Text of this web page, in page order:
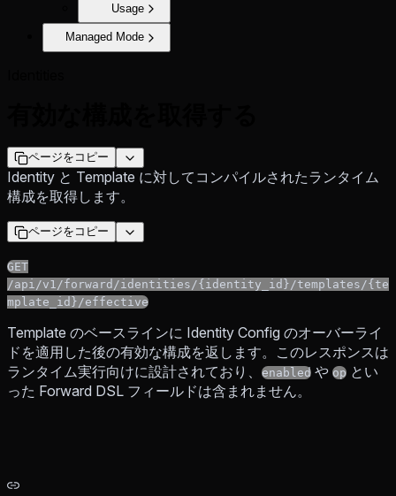
Usage
Managed Mode
ページをコピー
Identity と Template に対してコンパイルされたランタイム
構成を取得します。
ページをコピー
GET
/api/v1/forward/identities/{identity_id}/templates/{te
mplate_id}/effective
Template のベースラインに Identity Config のオーバーライ
ドを適用した後の有効な構成を返します。このレスポンスは
ランタイム実行向けに設計されており、
enabled や op とい
った Forward DSL フィールドは含まれません。